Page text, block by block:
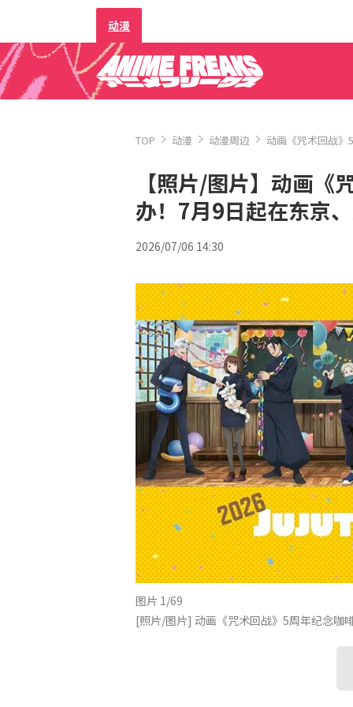
动漫
TOP 动漫 动漫周边 动画《咒术回战
【照片/图片】动画
办！7月9日起在东京
2026/07/06 14:30
图片 1/69
[照片/图片] 动画《咒术回战》5周年纪念咖